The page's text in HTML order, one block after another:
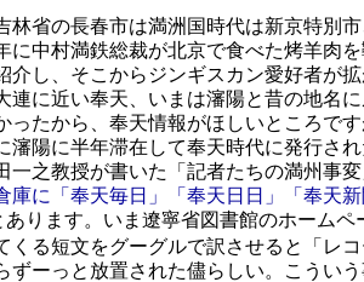
省の長春市は満洲国時代は新京特別
に中村満鉄総裁が北京で食べた烤羊肉
介し、そこからジンギスカン愛好者が
連に近い奉天、いまは瀋陽と昔の地名
ったから、奉天情報がほしいところで
瀋陽に半年滞在して奉天時代に発行さ
一之教授が書いた「記者たちの満州事
庫に「奉天毎日」「奉天日日」「奉天
あります。いま遼寧省図書館のホーム
くる短文をグーグルで訳させると「レ
ずーっと放置された儘らしい。こうい